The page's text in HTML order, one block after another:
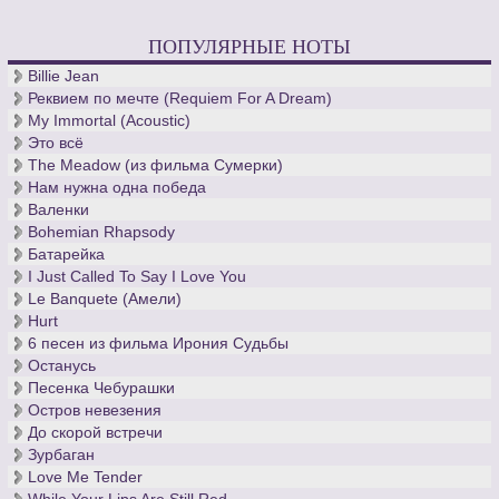
ПОПУЛЯРНЫЕ НОТЫ
Billie Jean
Реквием по мечте (Requiem For A Dream)
My Immortal (Acoustic)
Это всё
The Meadow (из фильма Сумерки)
Нам нужна одна победа
Валенки
Bohemian Rhapsody
Батарейка
I Just Called To Say I Love You
Le Banquete (Амели)
Hurt
6 песен из фильма Ирония Судьбы
Останусь
Песенка Чебурашки
Остров невезения
До скорой встречи
Зурбаган
Love Me Tender